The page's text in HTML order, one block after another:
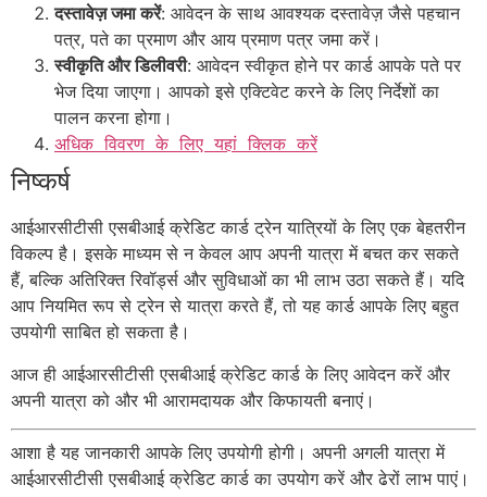
दस्तावेज़ जमा करें: आवेदन के साथ आवश्यक दस्तावेज़ जैसे पहचान
पत्र, पते का प्रमाण और आय प्रमाण पत्र जमा करें।
स्वीकृति और डिलीवरी: आवेदन स्वीकृत होने पर कार्ड आपके पते पर
भेज दिया जाएगा। आपको इसे एक्टिवेट करने के लिए निर्देशों का
पालन करना होगा।
अधिक विवरण के लिए यहां क्लिक करें
निष्कर्ष
आईआरसीटीसी एसबीआई क्रेडिट कार्ड ट्रेन यात्रियों के लिए एक बेहतरीन
विकल्प है। इसके माध्यम से न केवल आप अपनी यात्रा में बचत कर सकते
हैं, बल्कि अतिरिक्त रिवॉर्ड्स और सुविधाओं का भी लाभ उठा सकते हैं। यदि
आप नियमित रूप से ट्रेन से यात्रा करते हैं, तो यह कार्ड आपके लिए बहुत
उपयोगी साबित हो सकता है।
आज ही आईआरसीटीसी एसबीआई क्रेडिट कार्ड के लिए आवेदन करें और
अपनी यात्रा को और भी आरामदायक और किफायती बनाएं।
आशा है यह जानकारी आपके लिए उपयोगी होगी। अपनी अगली यात्रा में
आईआरसीटीसी एसबीआई क्रेडिट कार्ड का उपयोग करें और ढेरों लाभ पाएं।